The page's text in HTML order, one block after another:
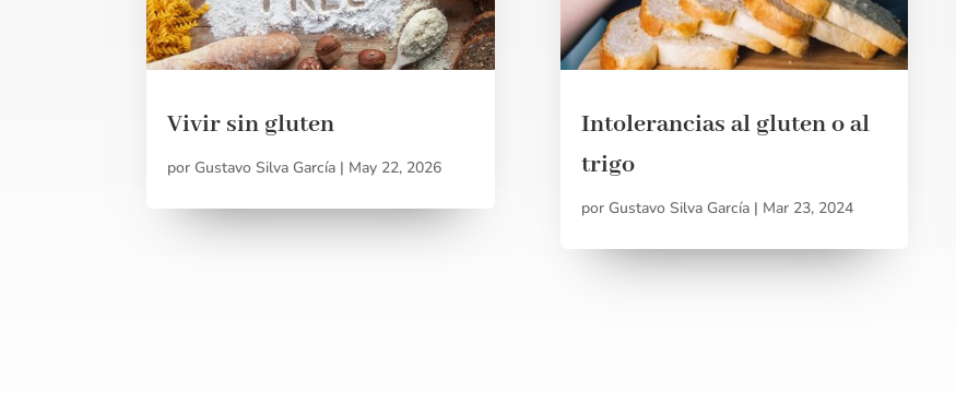
Vivir sin gluten
por Gustavo Silva García | May 22, 2026
Intolerancias al gluten o al
trigo
por Gustavo Silva García| Mar 23, 2024